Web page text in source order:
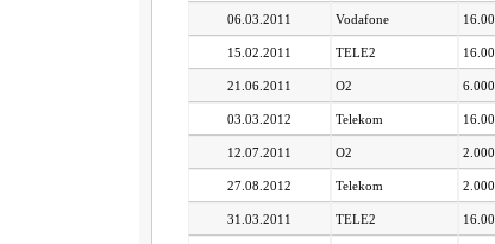
06.03.2011 Vodafone
15.02.2011 TELE2
21.06.2011 O2 6.000
03.03.2012 Telekom
12.07.2011 O2 2.000
27.08.2012 Telekom 2.000
31.03.2011 TELE2